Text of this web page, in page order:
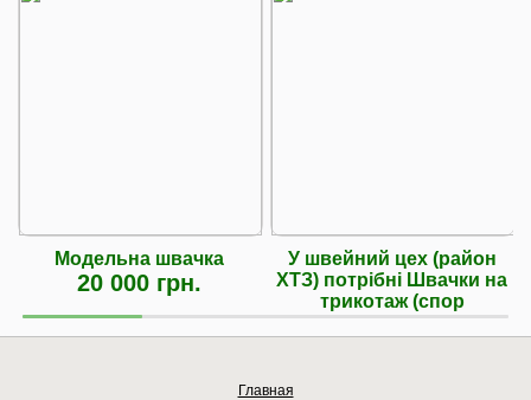
Модельна швачка
20 000 грн.
У швейний цех (район
ХТЗ) потрібні Швачки на
трикотаж (спор
Главная